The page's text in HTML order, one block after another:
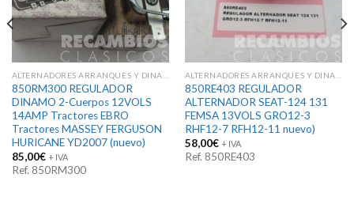
850RM300 REGULADOR
DINAMO 2-Cuerpos 12VOLS
14AMP Tractores EBRO
Tractores MASSEY FERGUSON
HURICANE YD2007 (nuevo)
85,00€ + IVA
Ref. 850RM300
850RE403 REGULADOR
ALTERNADOR SEAT-124 131
FEMSA 13VOLS GRO12-3
RHF12-7 RFH12-11 nuevo)
58,00€ + IVA
Ref. 850RE403